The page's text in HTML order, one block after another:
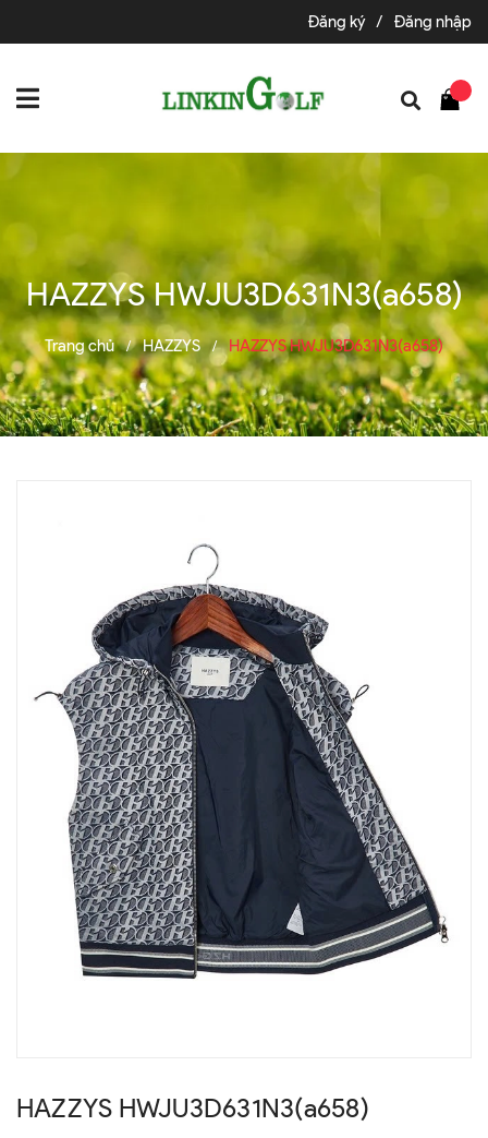
Đăng ký / Đăng nhập
HAZZYS HWJU3D631N3(a658)
Trang chủ / HAZZYS / HAZZYS HWJU3D631N3(a658)
HAZZYS HWJU3D631N3(a658)